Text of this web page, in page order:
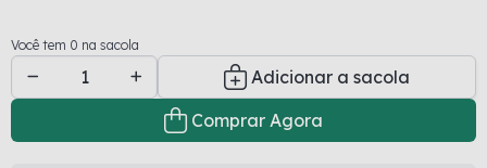
Você tem 0 na sacola
Adicionar a sacola
Comprar Agora